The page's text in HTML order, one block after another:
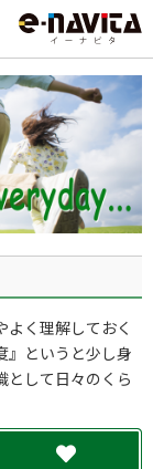
く理解しておく
』というと少し身
として日々のくら